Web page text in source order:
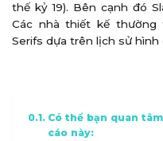
thế kỷ 19). Bên cạnh đó
Các nhà thiết kế thường
Serifs dựa trên lịch sử hình
Có thể bạn quan
cáo này: